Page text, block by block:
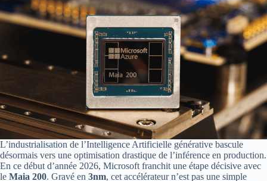
L’industrialisation de l’Intelligence Artificielle générative bascule
désormais vers une optimisation drastique de l’inférence en production.
En ce début d’année 2026, Microsoft franchit une étape décisive avec
le Maia 200. Gravé en 3nm, cet accélérateur n’est pas une simple